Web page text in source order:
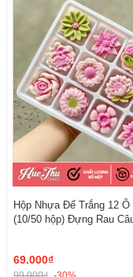
Hộp Nhựa Đế Trắng 12 Ô
(10/50 hộp) Đựng Rau
69.000₫